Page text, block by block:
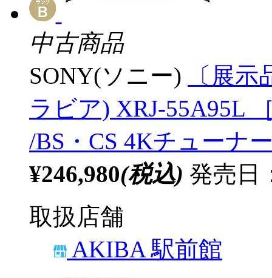
中古商品
SONY(ソニー)
〔展
ラビア) XRJ-55A95L
/BS・CS 4Kチューナ
¥246,980(税込) 発売日
取扱店舗
AKIBA 駅前館